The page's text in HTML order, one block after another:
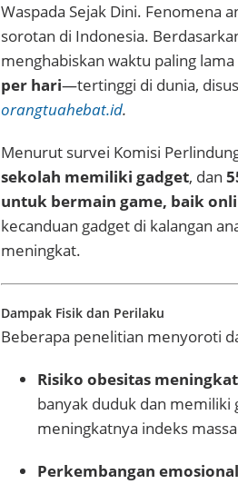
Waspada Sejak Dini. Fenomena
sorotan di Indonesia.
menghabiskan waktu paling
per hari—tertinggi di dunia,
orangtuahebat.id.
Menurut survei Komisi
sekolah memiliki gadget, dan
untuk bermain game, baik
kecanduan gadget di kalangan
meningkat.
Dampak Fisik dan Perilaku
Beberapa penelitian menyoroti
Risiko obesitas meningkat
banyak duduk dan memiliki
meningkatnya indeks
Perkembangan